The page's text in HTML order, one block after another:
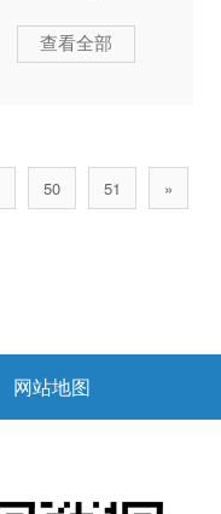
查看全部
50 51 »
网站地图